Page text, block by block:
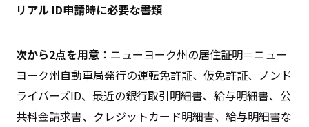
リアル ID申請時に必要な書類
次から2点を用意 ：ニューヨーク州の居住証明＝ニュー
ヨーク州自動車局発行の運転免許証、仮免許証、ノンド
ライバーズID、最近の銀行取引明細書、給与明細書、公
共料金請求書、クレジットカード明細書、給与明細書な